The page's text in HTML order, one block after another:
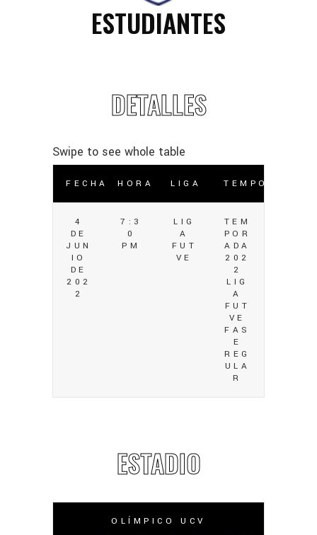
ESTUDIANTES
DETALLES
FECHA HORA LIGA TEMPORADA
4
DE
JUN
IO
DE
202
2
7:3
0
PM
LIG
A
FUT
VE
TEM
POR
ADA
202
2
LIG
A
FUT
VE
FAS
E
REG
ULA
R
ESTADIO
OLÍMPICO UCV